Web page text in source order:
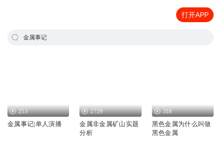
打开APP
金属事记
253
金属事记|单人演播
2729
金属非金属矿山实题
分析
318
黑色金属为什么叫做
黑色金属